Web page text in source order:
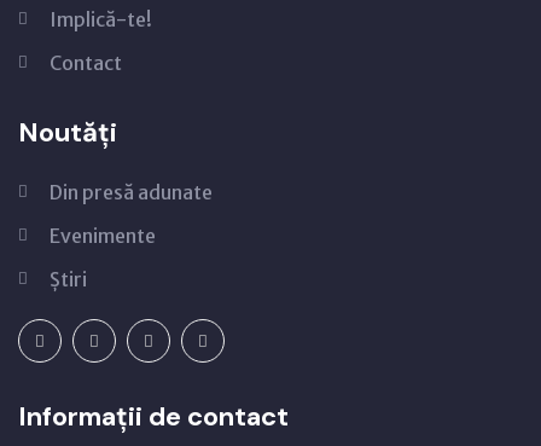
Implică-te!
Contact
Noutăți
Din presă adunate
Evenimente
Știri
Informații de contact